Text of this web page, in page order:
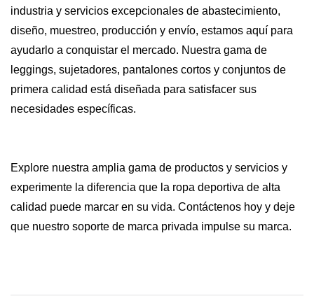
industria y servicios excepcionales de abastecimiento,
diseño, muestreo, producción y envío, estamos aquí para
ayudarlo a conquistar el mercado. Nuestra gama de
leggings, sujetadores, pantalones cortos y conjuntos de
primera calidad está diseñada para satisfacer sus
necesidades específicas.
Explore nuestra amplia gama de productos y servicios y
experimente la diferencia que la ropa deportiva de alta
calidad puede marcar en su vida. Contáctenos hoy y deje
que nuestro soporte de marca privada impulse su marca.